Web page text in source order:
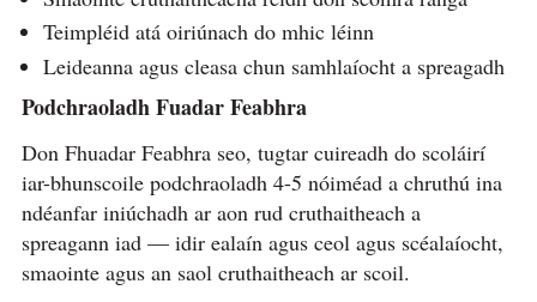
Teimpléid atá oiriúnach do mhic léinn
Leideanna agus cleasa chun samhlaíocht a spreagadh
Podchraoladh Fuadar Feabhra
Don Fhuadar Feabhra seo, tugtar cuireadh do scoláirí
iar-bhunscoile podchraoladh 4-5 nóiméad a chruthú ina
ndéanfar iniúchadh ar aon rud cruthaitheach a
spreagann iad — idir ealaín agus ceol agus scéalaíocht,
smaointe agus an saol cruthaitheach ar scoil.